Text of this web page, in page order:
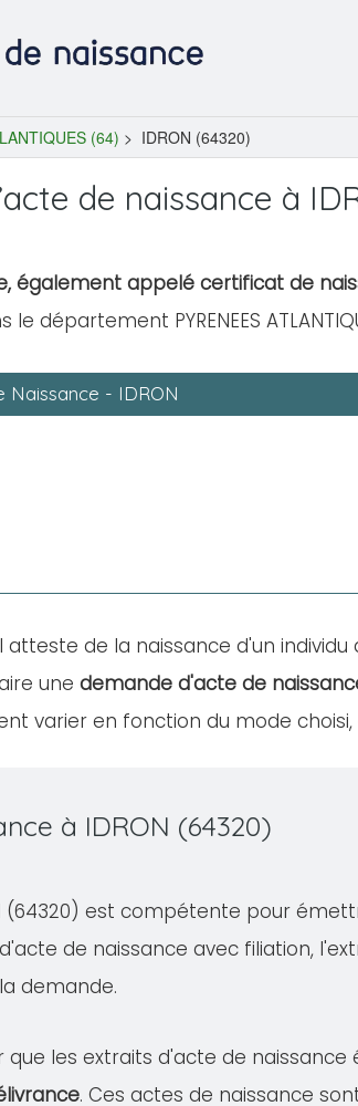
(64) > IDRON (64320)
de naissance à
également appelé certificat de
département PYRENEES
Naissance - IDRON
atteste de la naissance d'un
une demande d'acte de
varier en fonction du mode
à IDRON (64320)
(64320) est compétente pour
de naissance avec filiation,
demande.
les extraits d'acte de naissance
. Ces actes de naissance